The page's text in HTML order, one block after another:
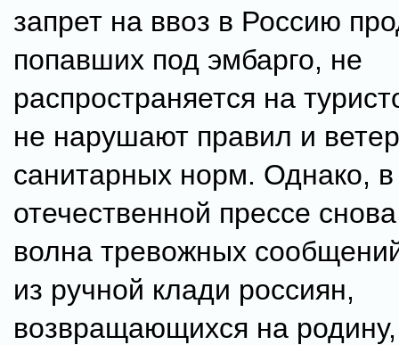
запрет на ввоз в Россию
попавших под эмбарго, не
распространяется на
не нарушают правил и
санитарных норм. Однако, в
отечественной прессе
волна тревожных
из ручной клади россиян,
возвращающихся на